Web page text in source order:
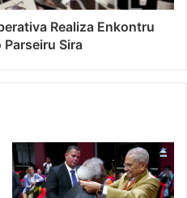
Realiza Enkontru
Sira